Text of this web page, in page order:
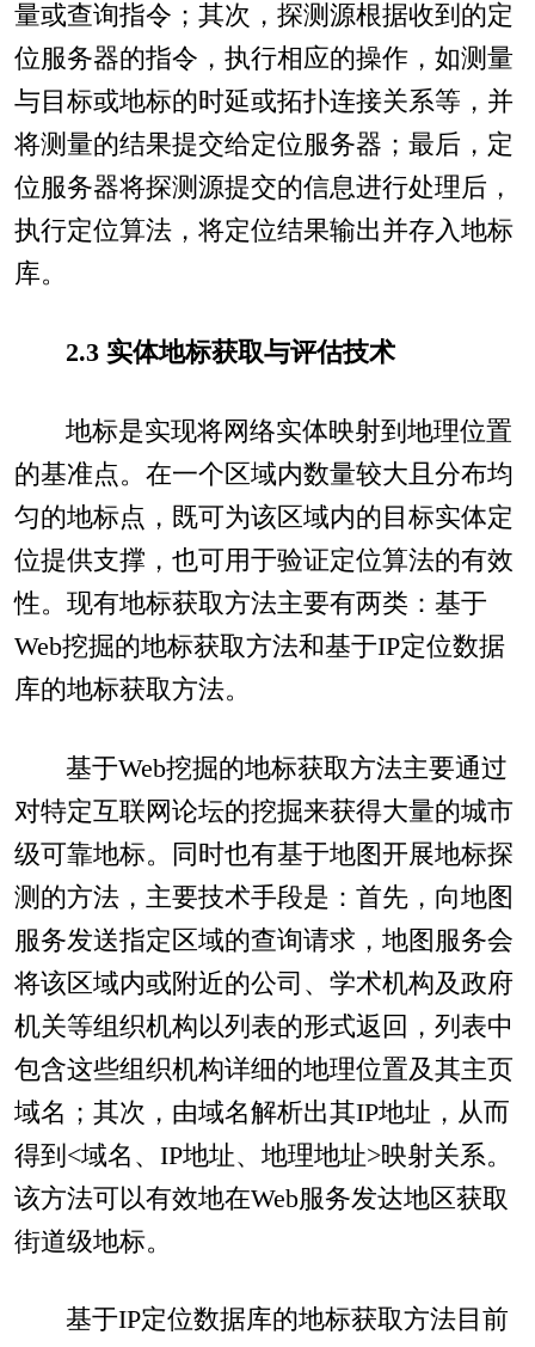
量或查询指令；其次，探测源根据收到的定
位服务器的指令，执行相应的操作，如测量
与目标或地标的时延或拓扑连接关系等，并
将测量的结果提交给定位服务器；最后，定
位服务器将探测源提交的信息进行处理后，
执行定位算法，将定位结果输出并存入地标
库。
2.3 实体地标获取与评估技术
地标是实现将网络实体映射到地理位置
的基准点。在一个区域内数量较大且分布均
匀的地标点，既可为该区域内的目标实体定
位提供支撑，也可用于验证定位算法的有效
性。现有地标获取方法主要有两类：基于
Web挖掘的地标获取方法和基于IP定位数据
库的地标获取方法。
基于Web挖掘的地标获取方法主要通过
对特定互联网论坛的挖掘来获得大量的城市
级可靠地标。同时也有基于地图开展地标探
测的方法，主要技术手段是：首先，向地图
服务发送指定区域的查询请求，地图服务会
将该区域内或附近的公司、学术机构及政府
机关等组织机构以列表的形式返回，列表中
包含这些组织机构详细的地理位置及其主页
域名；其次，由域名解析出其IP地址，从而
得到<域名、IP地址、地理地址>映射关系。
该方法可以有效地在Web服务发达地区获取
街道级地标。
基于IP定位数据库的地标获取方法目前